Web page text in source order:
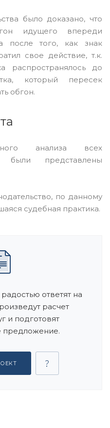
было доказано, что
идущего впереди
после того, как знак
свое действие, т.к.
распространялось до
который пересек
обгон.
анализа всех
были представлены
по данному
судебная практика.
ответят на
расчет
и подготовят
предложение.